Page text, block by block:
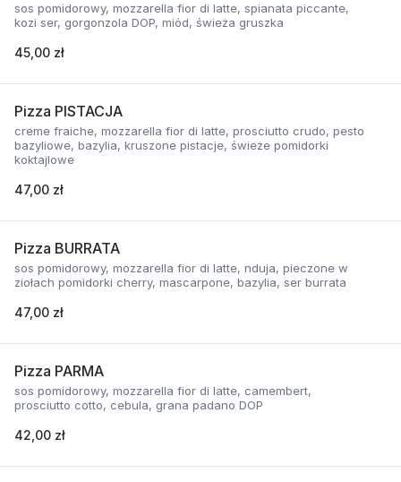
sos pomidorowy, mozzarella fior di latte, spianata piccante,
kozi ser, gorgonzola DOP, miód, świeża gruszka
45,00 zł
Pizza PISTACJA
creme fraiche, mozzarella fior di latte, prosciutto crudo, pesto
bazyliowe, bazylia, kruszone pistacje, świeże pomidorki
koktajlowe
47,00 zł
Pizza BURRATA
sos pomidorowy, mozzarella fior di latte, nduja, pieczone w
ziołach pomidorki cherry, mascarpone, bazylia, ser burrata
47,00 zł
Pizza PARMA
sos pomidorowy, mozzarella fior di latte, camembert,
prosciutto cotto, cebula, grana padano DOP
42,00 zł